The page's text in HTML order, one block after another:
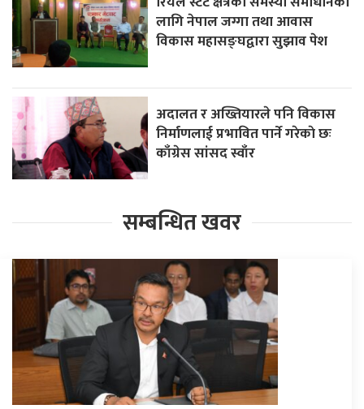
लागि नेपाल जग्गा तथा आवास
विकास महासङ्घद्वारा सुझाव पेश
अदालत र अख्तियारले पनि विकास
निर्माणलाई प्रभावित पार्ने गरेकाे छः
काँग्रेस सांसद स्वाँर
सम्बन्धित खवर